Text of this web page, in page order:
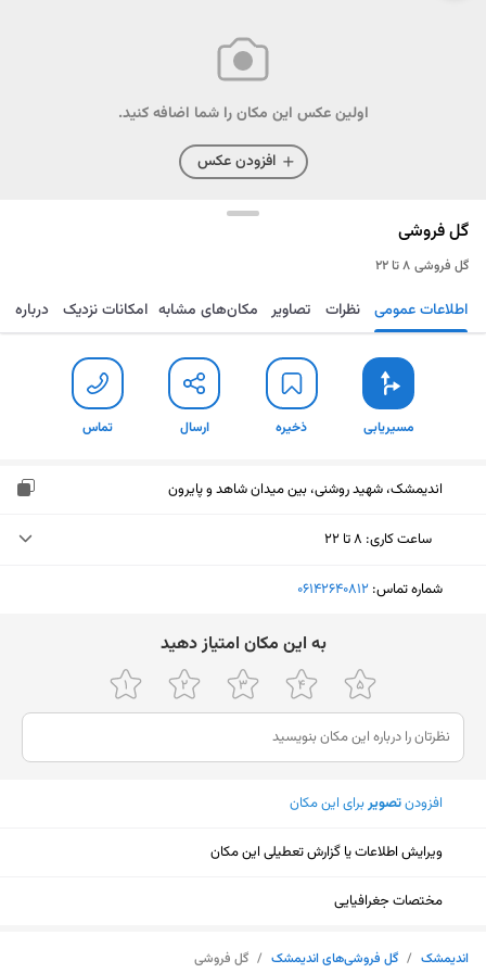
اولین عکس این مکان را شما اضافه کنید.
افزودن عکس
گل فروشی
گل فروشی ۸ تا ۲۲
مسیریابی ذخیره ارسال تماس اطلاعات عمومی نظرات تصاویر مکان‌های مشابه امکانات نزدیک درباره
مسیریابی ذخیره ارسال تماس
اندیمشک، شهید روشنی، بین میدان شاهد و پایرون
ساعت کاری: ۸ تا ۲۲
یکشنبه (امروز)
چهارشنبه
۸ تا ۲۲
پنجشنبه
۸ تا ۲۲
جمعه
شنبه
شماره تماس: ‎06142640812
ﺑﻪ اﯾﻦ ﻣﮑﺎن اﻣﺘﯿﺎز دﻫﯿﺪ
افزودنتصویربرای این مکان
ویرایش اطلاعات یا گزارش تعطیلی این مکان
مختصات جغرافیایی
اندیمشک / گل فروشی‌های اندیمشک / گل فروشی